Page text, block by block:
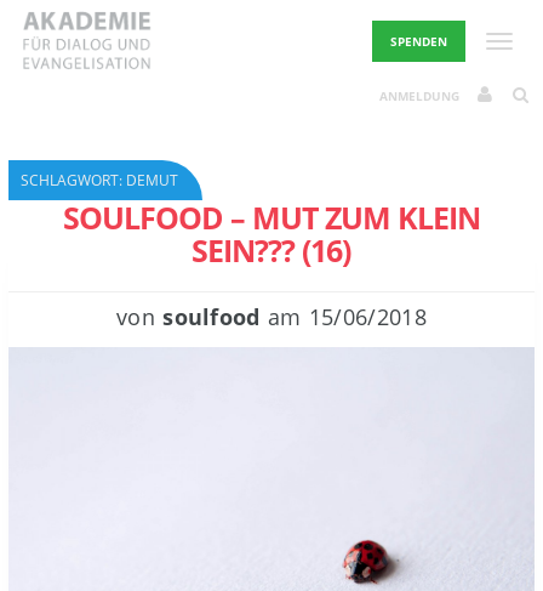
Skip
content
SPENDEN
ANMELDUNG
SCHLAGWORT: DEMUT
SOULFOOD – MUT ZUM KLEIN
SEIN??? (16)
vonsoulfood am 15/06/2018